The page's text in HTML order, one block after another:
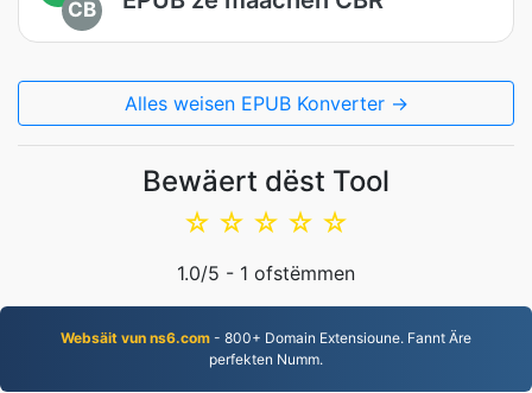
CB
Alles weisen EPUB Konverter →
Bewäert dëst Tool
☆
☆
☆
☆
☆
1.0/5 - 1 ofstëmmen
Websäit vun ns6.com - 800+ Domain Extensioune. Fannt Äre
perfekten Numm.